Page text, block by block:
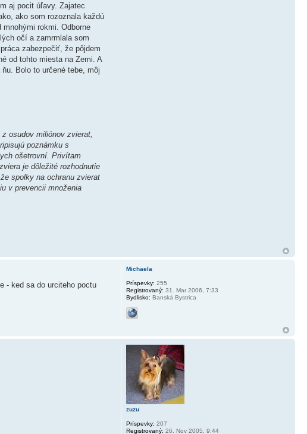
aj pocit úľavy. Zajatec
ako som rozoznala každú
rokmi. Odborne
očí a zamrmlala som
zabezpečiť, že pôjdem
od tohto miesta na Zemi. A
Bolo to určené tebe, môj
osudov miliónov zvierat,
poznámku s
ošetrovní. Privítam
je dôležité rozhodnutie
spolky na ochranu zvierat
v prevencii množenia
- ked sa do urciteho poctu
Michaela
Príspevky: 255
Registrovaný: 31. Mar 2006, 7:33
Bydlisko: Banská Bystrica
zuzu
Príspevky: 207
Registrovaný: 26. Nov 2005, 9:44